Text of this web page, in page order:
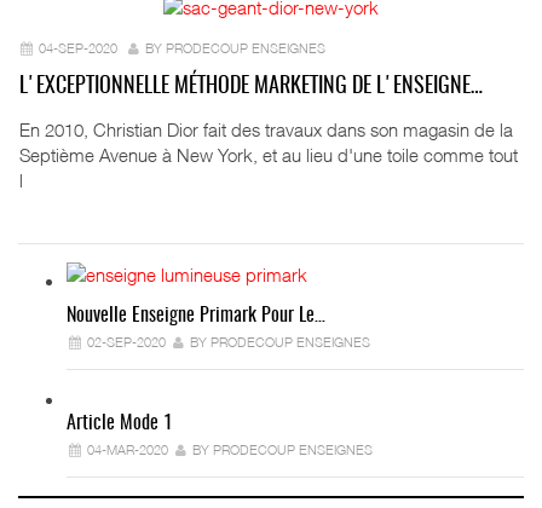
04-SEP-2020 BY PRODECOUP ENSEIGNES
L'EXCEPTIONNELLE MÉTHODE MARKETING DE L'ENSEIGNE…
En 2010, Christian Dior fait des travaux dans son magasin de la
Septième Avenue à New York, et au lieu d'une toile comme tout
l
Nouvelle Enseigne Primark Pour Le…
02-SEP-2020 BY PRODECOUP ENSEIGNES
Article Mode 1
04-MAR-2020 BY PRODECOUP ENSEIGNES